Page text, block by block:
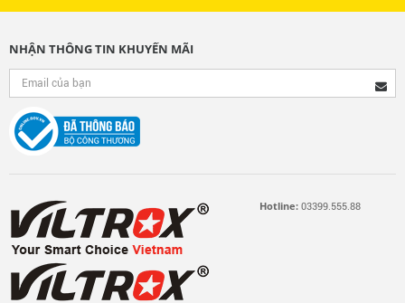
NHẬN THÔNG TIN KHUYẾN MÃI
Hotline: 03399.555.88